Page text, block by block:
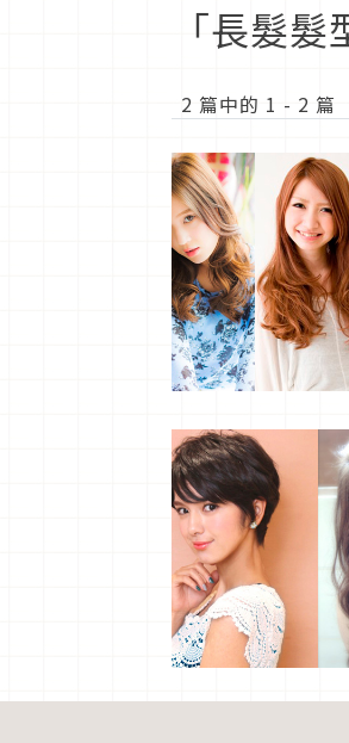
「長髮
2 篇中的 1 - 2 篇